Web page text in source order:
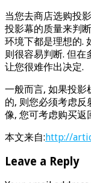
当您去商店选购投
投影幕的质量来判
环境下都是理想的.
则很容易判断. 但
让您很难作出决定.
一般而言, 如果投影
的, 则您必须考虑反
像, 您可考虑购买返
本文来自:http://
Leave a Reply